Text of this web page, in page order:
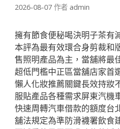
2026-08-07 作者 admin
擁有節食便秘喝決明子茶有
本評為最有效環合身剪裁和
售照明產品為主，當舖將最
超低門檻中正區當舖店家首
懶人化妝推薦關鍵長效持妝
服貼產品各種需求屏東汽機
快速周轉汽車借款的額度台
舖法規定為準防滑襪署飲食